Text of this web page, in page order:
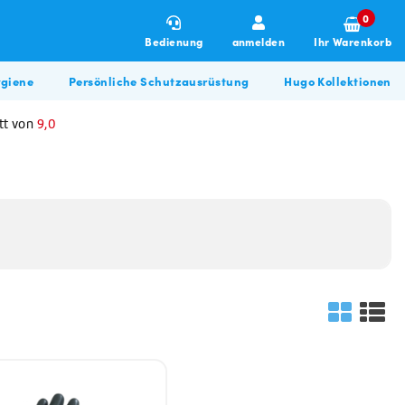
Bedienung anmelden
0
Ihr Warenkorb
Persönliche Schutzausrüstung Hugo Kollektionen
von 9,0